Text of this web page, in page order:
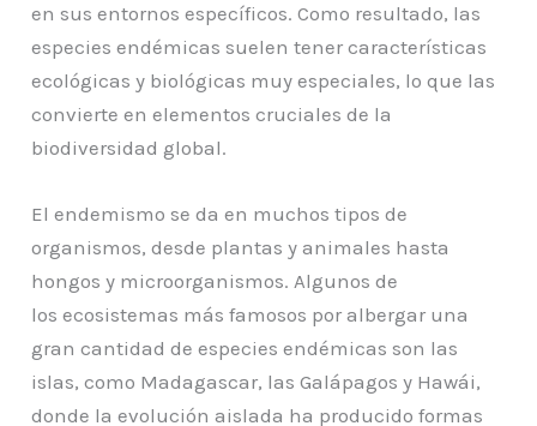
en sus entornos específicos. Como resultado, las
especies endémicas suelen tener características
ecológicas y biológicas muy especiales, lo que las
convierte en elementos cruciales de la
biodiversidad global.
El endemismo se da en muchos tipos de
organismos, desde plantas y animales hasta
hongos y microorganismos. Algunos de
los ecosistemas más famosos por albergar una
gran cantidad de especies endémicas son las
islas, como Madagascar, las Galápagos y Hawái,
donde la evolución aislada ha producido formas